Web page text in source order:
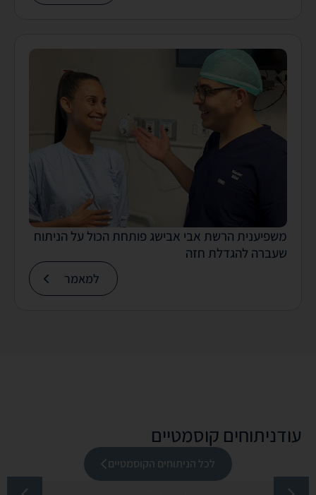
משפיענית הרשת אבי אבישג פותחת הכול על הניתוח
שעברה להגדלת חזה
למאמר
עודניתוחים קוסמטיים
לכל הניתוחים הקוסמטיים